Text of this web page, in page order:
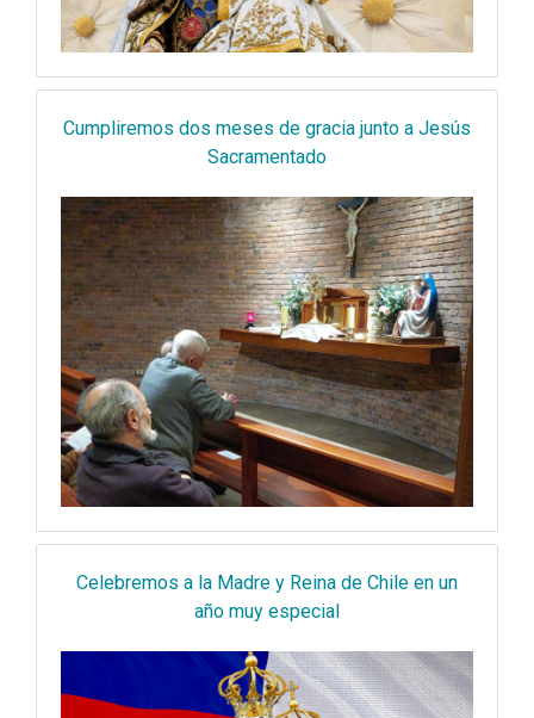
Cumpliremos dos meses de gracia junto a Jesús
Sacramentado
Celebremos a la Madre y Reina de Chile en un
año muy especial